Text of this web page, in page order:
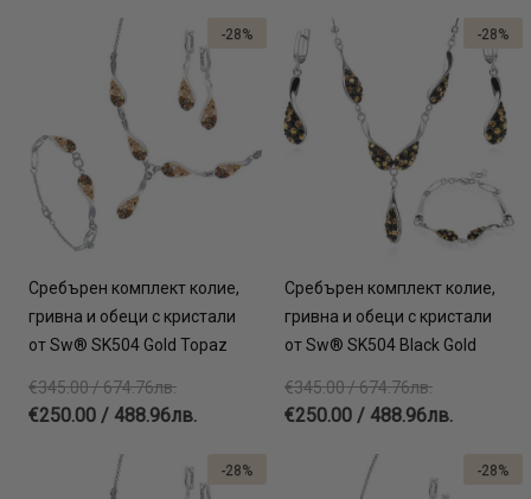
Сребърен комплект колие,
гривна и обеци с кристали
от Sw® SK504 Gold Topaz
€345.00 / 674.76лв.
€250.00 / 488.96лв.
-28%
Сребърен комплект колие,
гривна и обеци с кристали
от Sw® SK504 Black Gold
€345.00 / 674.76лв.
€250.00 / 488.96лв.
-28%
-28% -28%